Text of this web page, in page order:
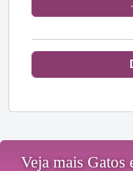
Veja mais Gatos